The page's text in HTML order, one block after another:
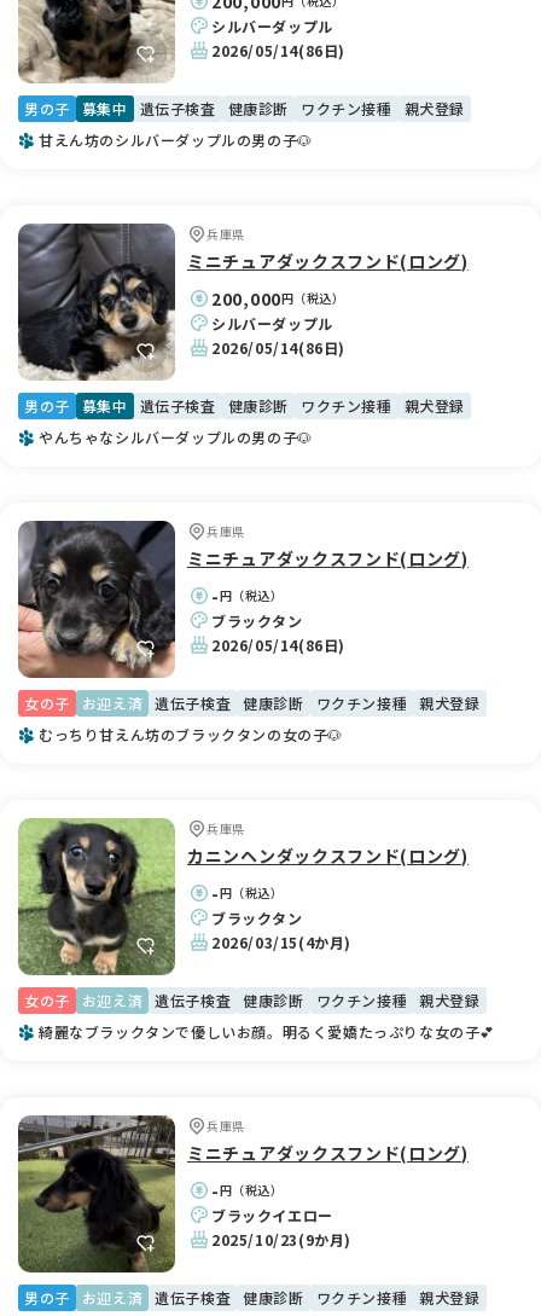
シルバーダップル
2026/05/14(86日)
男の子 募集中 遺伝子検査 健康診断 ワクチン接種
親犬登録
甘えん坊のシルバーダップルの男の子🐶
兵庫県
ミニチュアダックスフンド(ロング)
200,000円（税込）
シルバーダップル
2026/05/14(86日)
男の子 募集中 遺伝子検査 健康診断 ワクチン接種
親犬登録
やんちゃなシルバーダップルの男の子🐶
兵庫県
ミニチュアダックスフンド(ロング)
-円（税込）
ブラックタン
2026/05/14(86日)
女の子 お迎え済 遺伝子検査 健康診断 ワクチン接種
親犬登録
むっちり甘えん坊のブラックタンの女の子🐶
兵庫県
カニンヘンダックスフンド(ロング)
-円（税込）
ブラックタン
2026/03/15(4か月)
女の子 お迎え済 遺伝子検査 健康診断 ワクチン接種
親犬登録
綺麗なブラックタンで優しいお顔。明るく愛嬌たっぷりな女の子💕
兵庫県
ミニチュアダックスフンド(ロング)
-円（税込）
ブラックイエロー
2025/10/23(9か月)
男の子 お迎え済 遺伝子検査 健康診断 ワクチン接種 親犬登録